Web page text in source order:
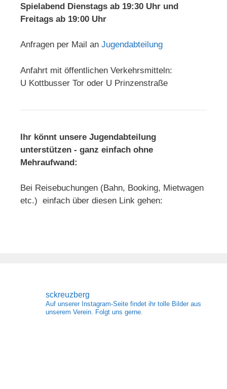
Spielabend Dienstags ab 19:30 Uhr und
Freitags ab 19:00 Uhr
Anfragen per Mail an Jugendabteilung
Anfahrt mit öffentlichen Verkehrsmitteln:
U Kottbusser Tor oder U Prinzenstraße
Ihr könnt unsere Jugendabteilung
unterstützen - ganz einfach ohne
Mehraufwand:
Bei Reisebuchungen (Bahn, Booking, Mietwagen
etc.) einfach über diesen Link gehen:
sckreuzberg
Auf unserer Instagram-Seite findet ihr tolle Bilder aus
unserem Verein. Folgt uns gerne.